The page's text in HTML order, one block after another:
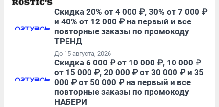
Скидка 20% от 4 000 ₽, 30% от 7 000 ₽
и 40% от 12 000 ₽ на первый и все
повторные заказы по промокоду
ТРЕНД
До 15 августа, 2026
Скидка 6 000 ₽ от 10 000 ₽, 10 000 ₽
от 15 000 ₽, 20 000 ₽ от 30 000 ₽ и 35
000 ₽ от 50 000 ₽ на первый и все
повторные заказы по промокоду
НАБЕРИ